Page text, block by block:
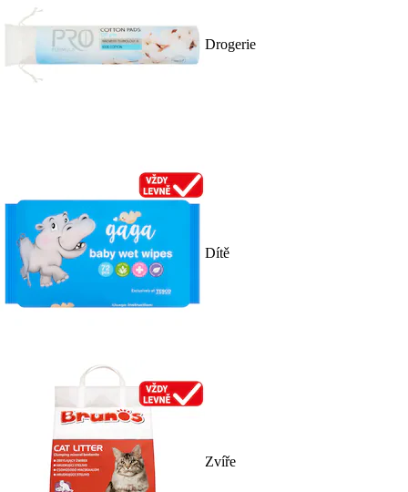
Drogerie
Dítě
Zvíře